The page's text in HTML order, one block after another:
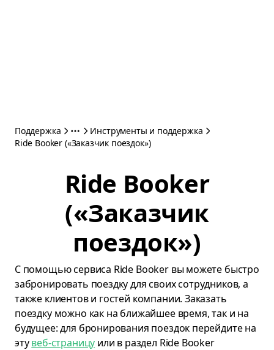
Поддержка
Инструменты и поддержка
Ride Booker («Заказчик поездок»)
Ride Booker
(«Заказчик
поездок»)
С помощью сервиса Ride Booker вы можете быстро
забронировать поездку для своих сотрудников, а
также клиентов и гостей компании. Заказать
поездку можно как на ближайшее время, так и на
будущее: для бронирования поездок перейдите на
этувеб-страницу или в раздел Ride Booker